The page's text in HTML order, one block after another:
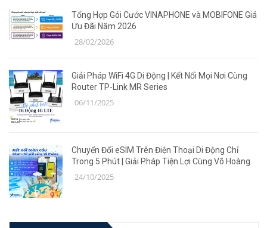
Tổng Hợp Gói Cước VINAPHONE và MOBIFONE Giá
Ưu Đãi Năm 2026
28/02/2026
Giải Pháp WiFi 4G Di Động | Kết Nối Mọi Nơi Cùng
Router TP-Link MR Series
06/11/2025
Chuyển Đổi eSIM Trên Điện Thoại Di Động Chỉ
Trong 5 Phút | Giải Pháp Tiện Lợi Cùng Võ Hoàng
24/10/2025